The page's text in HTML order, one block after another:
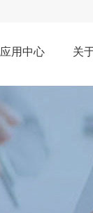
应用中心 关